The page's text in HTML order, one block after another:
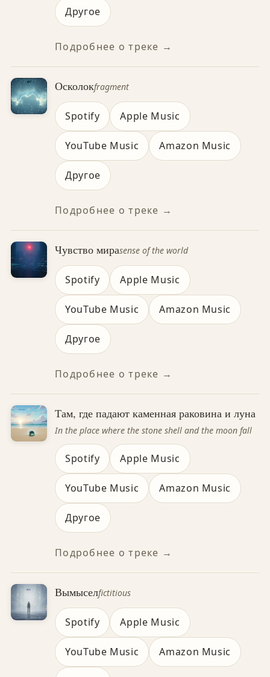
Другое
Подробнее о треке →
Осколокfragment
Spotify Apple Music
YouTube Music Amazon Music
Другое
Подробнее о треке →
Чувство мираsense of the world
Spotify Apple Music
YouTube Music Amazon Music
Другое
Подробнее о треке →
Там, где падают каменная раковина и луна
In the place where the stone shell and the moon fall
Spotify Apple Music
YouTube Music Amazon Music
Другое
Подробнее о треке →
Вымыселfictitious
Spotify Apple Music
YouTube Music Amazon Music